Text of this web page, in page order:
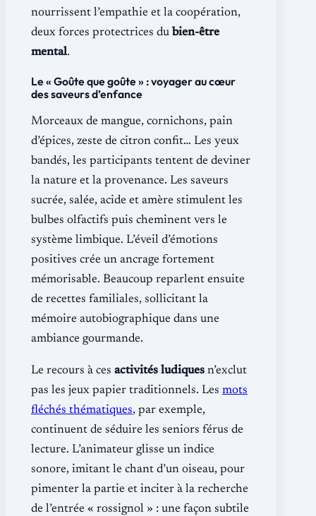
nourrissent l’empathie et la coopération,
deux forces protectrices du bien-être
mental.
Le « Goûte que goûte » : voyager au cœur
des saveurs d’enfance
Morceaux de mangue, cornichons, pain
d’épices, zeste de citron confit… Les yeux
bandés, les participants tentent de deviner
la nature et la provenance. Les saveurs
sucrée, salée, acide et amère stimulent les
bulbes olfactifs puis cheminent vers le
système limbique. L’éveil d’émotions
positives crée un ancrage fortement
mémorisable. Beaucoup reparlent ensuite
de recettes familiales, sollicitant la
mémoire autobiographique dans une
ambiance gourmande.
Le recours à ces activités ludiques n’exclut
pas les jeux papier traditionnels. Les mots
fléchés thématiques, par exemple,
continuent de séduire les seniors férus de
lecture. L’animateur glisse un indice
sonore, imitant le chant d’un oiseau, pour
pimenter la partie et inciter à la recherche
de l’entrée « rossignol » : une façon subtile